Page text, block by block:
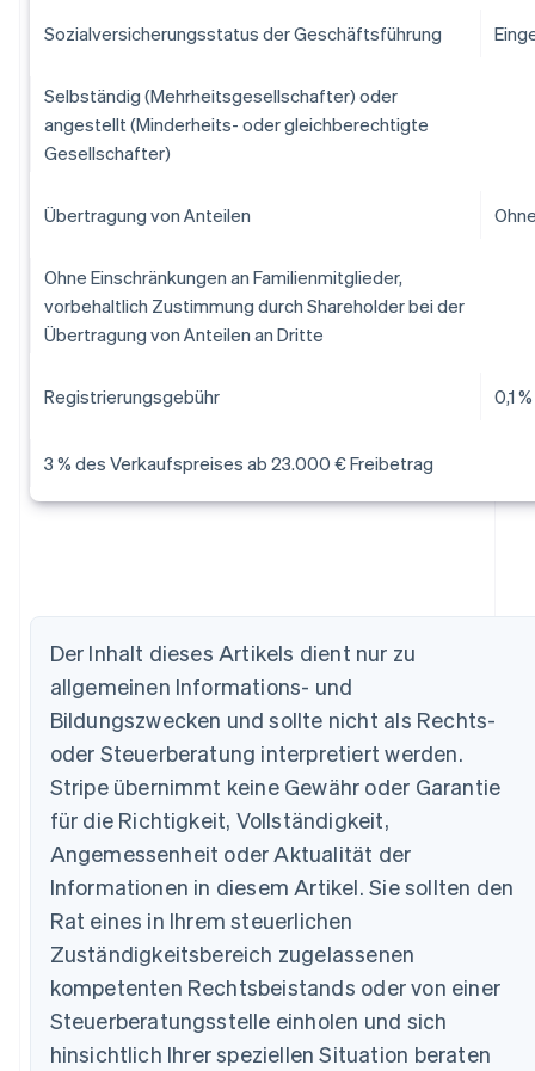
Sozialversicherungsstatus der Geschäftsführung
Selbständig (Mehrheitsgesellschafter) oder
angestellt (Minderheits- oder gleichberechtigte
Gesellschafter)
Übertragung von Anteilen
Ohne Einschränkungen an Familienmitglieder,
vorbehaltlich Zustimmung durch Shareholder bei der
Übertragung von Anteilen an Dritte
Registrierungsgebühr 0,1
3 % des Verkaufspreises ab 23.000 € Freibetrag
Der Inhalt dieses Artikels dient nur zu
allgemeinen Informations- und
Bildungszwecken und sollte nicht als Rechts-
oder Steuerberatung interpretiert werden.
Stripe übernimmt keine Gewähr oder Garantie
für die Richtigkeit, Vollständigkeit,
Angemessenheit oder Aktualität der
Informationen in diesem Artikel. Sie sollten den
Rat eines in Ihrem steuerlichen
Zuständigkeitsbereich zugelassenen
kompetenten Rechtsbeistands oder von einer
Steuerberatungsstelle einholen und sich
hinsichtlich Ihrer speziellen Situation beraten
Australien
English
Belgien
NederlandsFrançais DeutschEnglish
Brasilien
PortuguêsEnglish
Bulgarien
English
Dänemark
Deutschland
DeutschEnglish
Estland
English
Festlandchina
简体中文English